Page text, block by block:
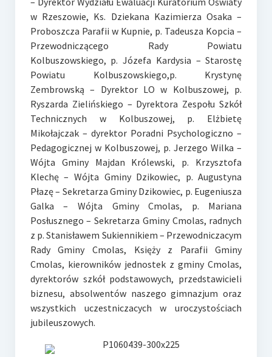
w Rzeszowie, Ks. Dziekana Kazimierza Osaka –
Proboszcza Parafii w Kupnie, p. Tadeusza Kopcia –
Przewodniczącego Rady Powiatu
Kolbuszowskiego, p. Józefa Kardysia – Starostę
Powiatu Kolbuszowskiego,p. Krystynę
Zembrowską – Dyrektor LO w Kolbuszowej, p.
Ryszarda Zielińskiego – Dyrektora Zespołu Szkół
Technicznych w Kolbuszowej, p. Elżbietę
Mikołajczak – dyrektor Poradni Psychologiczno –
Pedagogicznej w Kolbuszowej, p. Jerzego Wilka –
Wójta Gminy Majdan Królewski, p. Krzysztofa
Klechę – Wójta Gminy Dzikowiec, p. Augustyna
Płazę – Sekretarza Gminy Dzikowiec, p. Eugeniusza
Galka – Wójta Gminy Cmolas, p. Mariana
Posłusznego – Sekretarza Gminy Cmolas, radnych
z p. Stanisławem Sukiennikiem – Przewodniczacym
Rady Gminy Cmolas, Księży z Parafii Gminy
Cmolas, kierowników jednostek z gminy Cmolas,
dyrektorów szkół podstawowych, przedstawicieli
biznesu, absolwentów naszego gimnazjum oraz
wszystkich uczestniczacych w uroczystościach
jubileuszowych.